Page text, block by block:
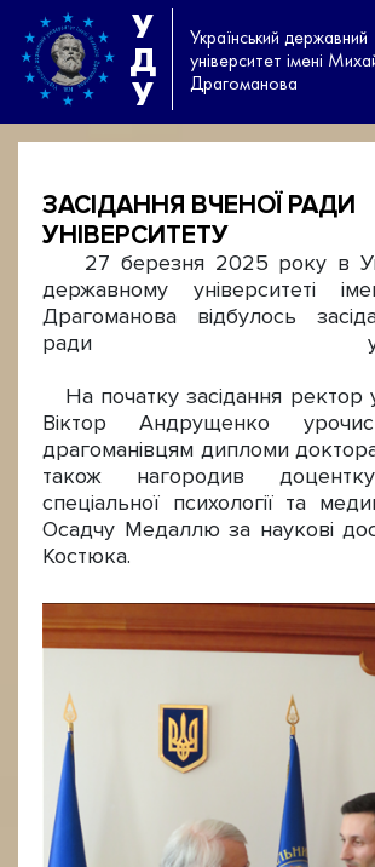
У
Д
У
Український державний
університет імені
Драгоманова
ЗАСІДАННЯ ВЧЕНОЇ РАДИ
УНІВЕРСИТЕТУ
27 березня 2025 року в
державному університеті
Драгоманова відбулось
ради
На початку засідання ректор
Віктор Андрущенко
драгоманівцям дипломи доктора
також нагородив
спеціальної психології та
Осадчу Медаллю за наукові
Костюка.